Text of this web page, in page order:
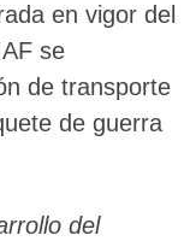
en vigor del
se
de transporte
de guerra
del